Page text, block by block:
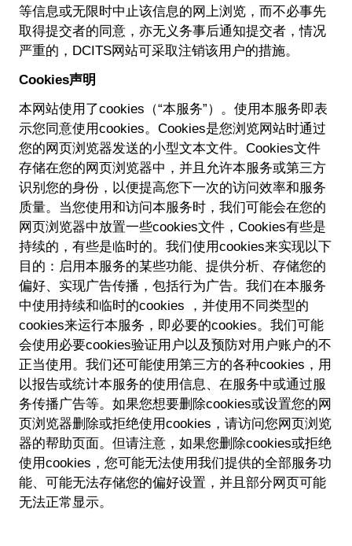
等信息或无限时中止该信息的网上浏览，而不必事先
取得提交者的同意，亦无义务事后通知提交者，情况
严重的，DCITS网站可采取注销该用户的措施。
Cookies声明
本网站使用了cookies（“本服务”）。使用本服务即表
示您同意使用cookies。Cookies是您浏览网站时通过
您的网页浏览器发送的小型文本文件。Cookies文件
存储在您的网页浏览器中，并且允许本服务或第三方
识别您的身份，以便提高您下一次的访问效率和服务
质量。当您使用和访问本服务时，我们可能会在您的
网页浏览器中放置一些cookies文件，Cookies有些是
持续的，有些是临时的。我们使用cookies来实现以下
目的：启用本服务的某些功能、提供分析、存储您的
偏好、实现广告传播，包括行为广告。我们在本服务
中使用持续和临时的cookies ，并使用不同类型的
cookies来运行本服务，即必要的cookies。我们可能
会使用必要cookies验证用户以及预防对用户账户的不
正当使用。我们还可能使用第三方的各种cookies，用
以报告或统计本服务的使用信息、在服务中或通过服
务传播广告等。如果您想要删除cookies或设置您的网
页浏览器删除或拒绝使用cookies，请访问您网页浏览
器的帮助页面。但请注意，如果您删除cookies或拒绝
使用cookies，您可能无法使用我们提供的全部服务功
能、可能无法存储您的偏好设置，并且部分网页可能
无法正常显示。